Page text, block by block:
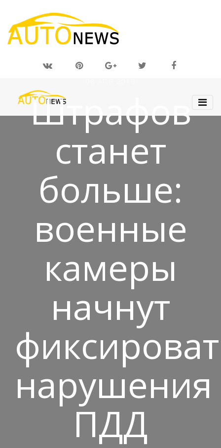
Штрафов
станет
больше:
военные
камеры
начнут
нарушения
ПДД